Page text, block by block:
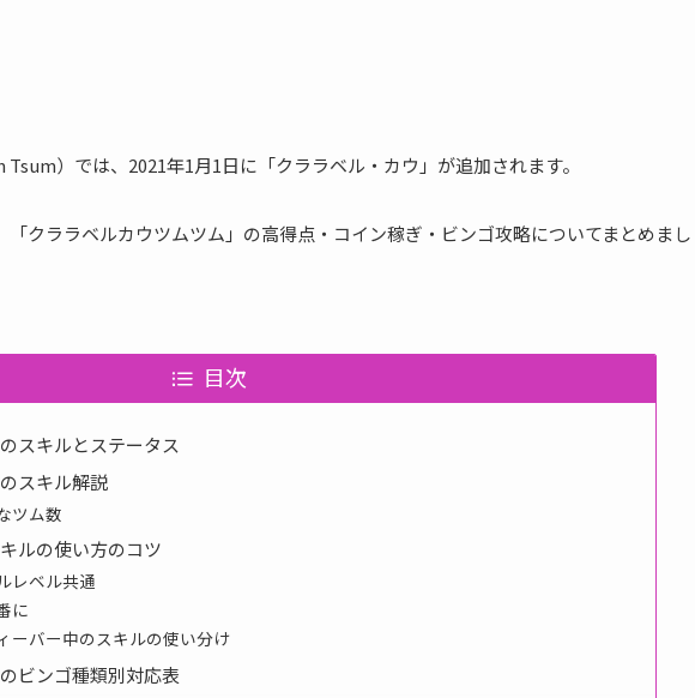
）では、2021年1月1日に「クララベル・カウ」が追加されます。
クララベルカウツムツム」の高得点・コイン稼ぎ・ビンゴ攻略についてまとめまし
目次
スキルとステータス
スキル解説
ツム数
ルの使い方のコツ
レベル共通
に
ーバー中のスキルの使い分け
ビンゴ種類別対応表